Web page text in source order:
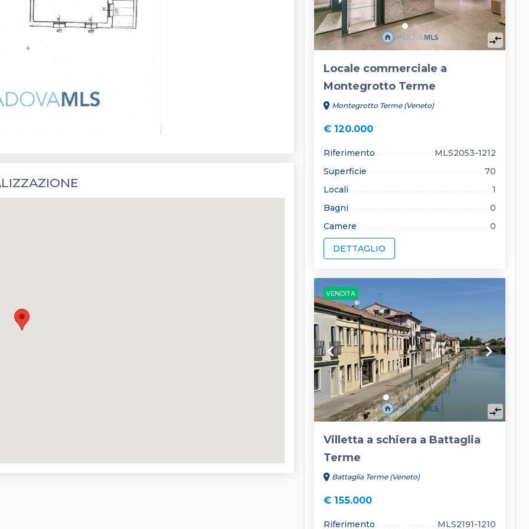
compare_arrows
Locale commerciale a
Montegrotto Terme
location_on Montegrotto Terme (Veneto)
€ 120.000
Riferimento
MLS2053-1212
Superficie
70
Locali
1
Bagni
0
Camere
0
DETTAGLIO
VENDITA
keyboard_arrow_left keyboard_arrow_right
compare_arrows
Villetta a schiera a Battaglia
Terme
location_on Battaglia Terme (Veneto)
€ 155.000
Riferimento MLS2191-1210